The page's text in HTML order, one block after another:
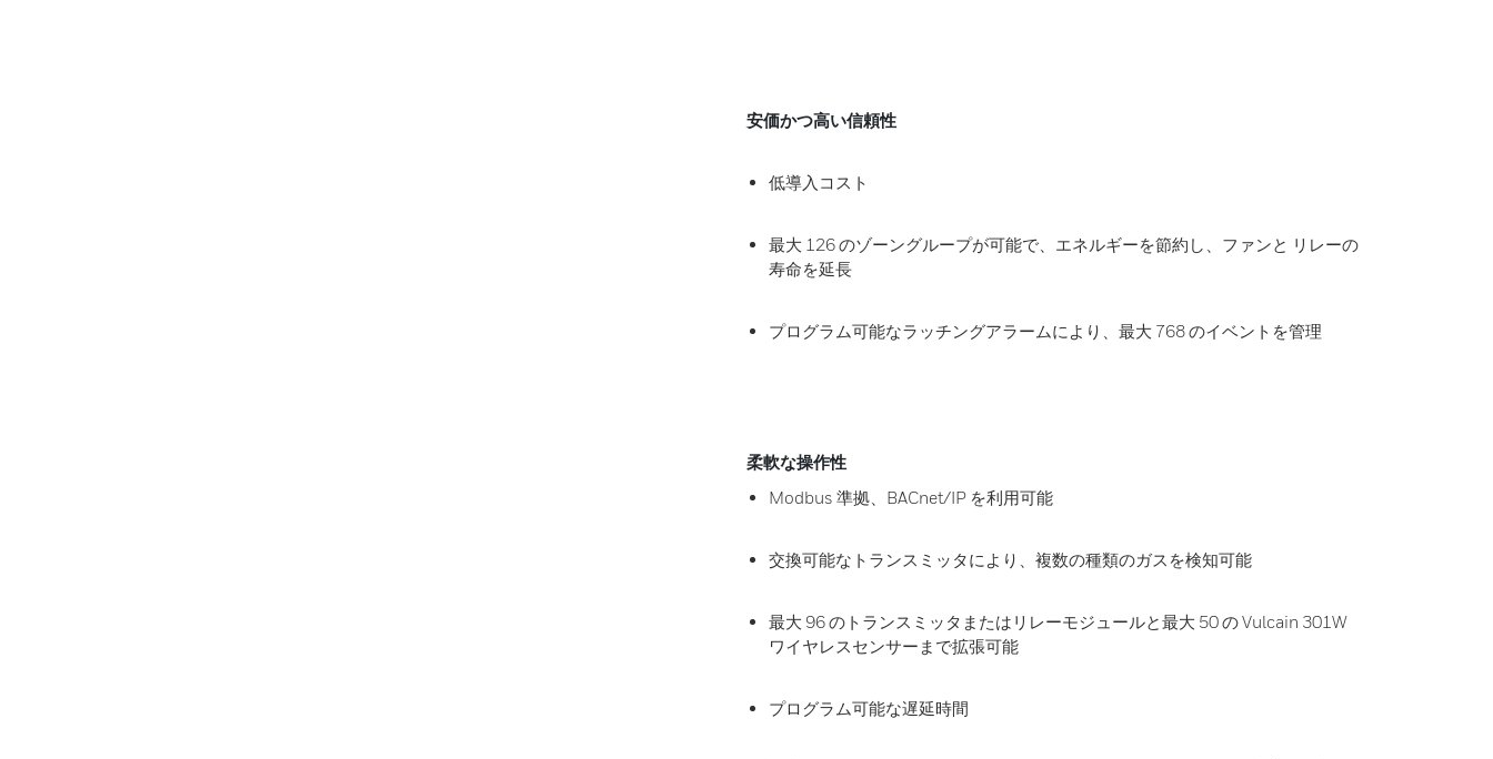
安価かつ高い信頼性
低導入コスト
最大 126 のゾーングループが可能で、エネルギーを節約し、ファンと リレーの
寿命を延長
プログラム可能なラッチングアラームにより、最大 768 のイベントを管理
柔軟な操作性
Modbus 準拠、BACnet/IP を利用可能
交換可能なトランスミッタにより、複数の種類のガスを検知可能
最大 96 のトランスミッタまたはリレーモジュールと最大 50 の Vulcain 301W
ワイヤレスセンサーまで拡張可能
プログラム可能な遅延時間